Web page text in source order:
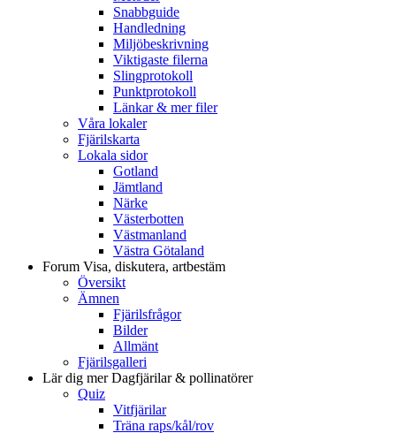
Snabbguide
Handledning
Miljöbeskrivning
Viktigaste filerna
Slingprotokoll
Punktprotokoll
Länkar & mer filer
Våra lokaler
Fjärilskarta
Lokala sidor
Gotland
Jämtland
Närke
Västerbotten
Västmanland
Västra Götaland
Forum Visa, diskutera, artbestäm
Översikt
Ämnen
Fjärilsfrågor
Bilder
Allmänt
Fjärilsgalleri
Lär dig merDagfjärilar & pollinatörer
Quiz
Vitfjärilar
Träna raps/kål/rov